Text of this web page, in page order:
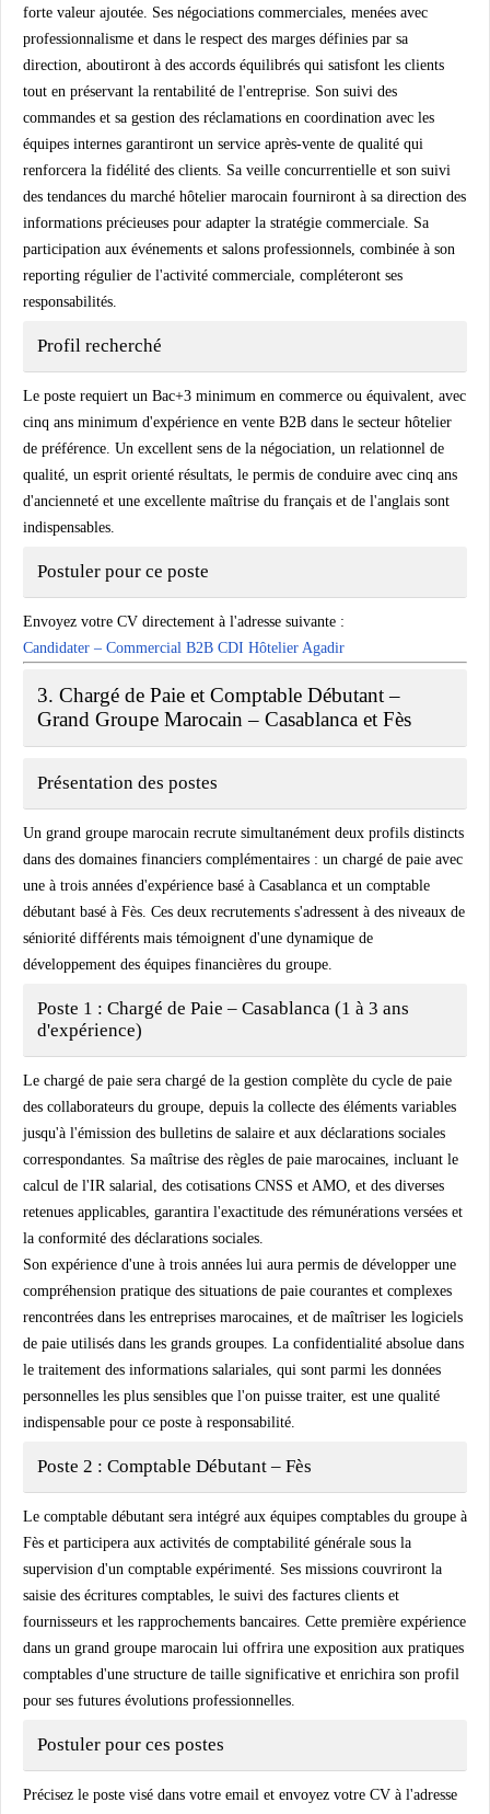
forte valeur ajoutée. Ses négociations commerciales, menées avec
professionnalisme et dans le respect des marges définies par sa
direction, aboutiront à des accords équilibrés qui satisfont les clients
tout en préservant la rentabilité de l'entreprise. Son suivi des
commandes et sa gestion des réclamations en coordination avec les
équipes internes garantiront un service après-vente de qualité qui
renforcera la fidélité des clients. Sa veille concurrentielle et son suivi
des tendances du marché hôtelier marocain fourniront à sa direction des
informations précieuses pour adapter la stratégie commerciale. Sa
participation aux événements et salons professionnels, combinée à son
reporting régulier de l'activité commerciale, compléteront ses
responsabilités.
Profil recherché
Le poste requiert un Bac+3 minimum en commerce ou équivalent, avec
cinq ans minimum d'expérience en vente B2B dans le secteur hôtelier
de préférence. Un excellent sens de la négociation, un relationnel de
qualité, un esprit orienté résultats, le permis de conduire avec cinq ans
d'ancienneté et une excellente maîtrise du français et de l'anglais sont
indispensables.
Postuler pour ce poste
Envoyez votre CV directement à l'adresse suivante :
Candidater – Commercial B2B CDI Hôtelier Agadir
3. Chargé de Paie et Comptable Débutant –
Grand Groupe Marocain – Casablanca et Fès
Présentation des postes
Un grand groupe marocain recrute simultanément deux profils distincts
dans des domaines financiers complémentaires : un chargé de paie avec
une à trois années d'expérience basé à Casablanca et un comptable
débutant basé à Fès. Ces deux recrutements s'adressent à des niveaux de
séniorité différents mais témoignent d'une dynamique de
développement des équipes financières du groupe.
Poste 1 : Chargé de Paie – Casablanca (1 à 3 ans
d'expérience)
Le chargé de paie sera chargé de la gestion complète du cycle de paie
des collaborateurs du groupe, depuis la collecte des éléments variables
jusqu'à l'émission des bulletins de salaire et aux déclarations sociales
correspondantes. Sa maîtrise des règles de paie marocaines, incluant le
calcul de l'IR salarial, des cotisations CNSS et AMO, et des diverses
retenues applicables, garantira l'exactitude des rémunérations versées et
la conformité des déclarations sociales.
Son expérience d'une à trois années lui aura permis de développer une
compréhension pratique des situations de paie courantes et complexes
rencontrées dans les entreprises marocaines, et de maîtriser les logiciels
de paie utilisés dans les grands groupes. La confidentialité absolue dans
le traitement des informations salariales, qui sont parmi les données
personnelles les plus sensibles que l'on puisse traiter, est une qualité
indispensable pour ce poste à responsabilité.
Poste 2 : Comptable Débutant – Fès
Le comptable débutant sera intégré aux équipes comptables du groupe à
Fès et participera aux activités de comptabilité générale sous la
supervision d'un comptable expérimenté. Ses missions couvriront la
saisie des écritures comptables, le suivi des factures clients et
fournisseurs et les rapprochements bancaires. Cette première expérience
dans un grand groupe marocain lui offrira une exposition aux pratiques
comptables d'une structure de taille significative et enrichira son profil
pour ses futures évolutions professionnelles.
Postuler pour ces postes
Précisez le poste visé dans votre email et envoyez votre CV à l'adresse